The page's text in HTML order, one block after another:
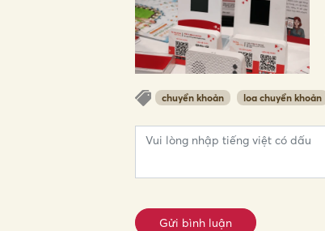
chuyển khoản loa chuyển khoản
Gửi bình luận